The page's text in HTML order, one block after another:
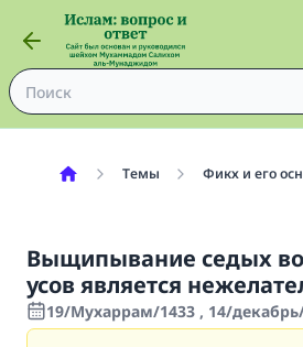
Темы Фикх и его
Выщипывание седых
усов является
19/Мухаррам/1433 , 14/